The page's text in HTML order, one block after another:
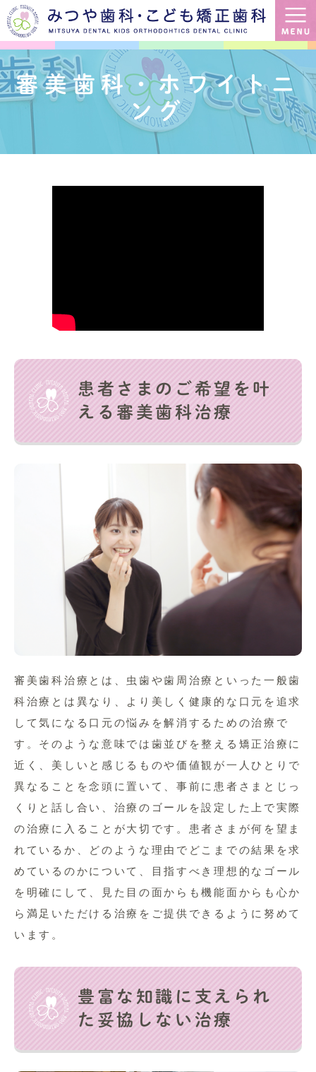
審美歯科・ホワイトニ
ング
患者さまのご希望を叶
える審美歯科治療
審美歯科治療とは、虫歯や歯周治療といった一般歯
科治療とは異なり、より美しく健康的な口元を追求
して気になる口元の悩みを解消するための治療で
す。そのような意味では歯並びを整える矯正治療に
近く、美しいと感じるものや価値観が一人ひとりで
異なることを念頭に置いて、事前に患者さまとじっ
くりと話し合い、治療のゴールを設定した上で実際
の治療に入ることが大切です。患者さまが何を望ま
れているか、どのような理由でどこまでの結果を求
めているのかについて、目指すべき理想的なゴール
を明確にして、見た目の面からも機能面からも心か
ら満足いただける治療をご提供できるように努めて
います。
豊富な知識に支えられ
た妥協しない治療